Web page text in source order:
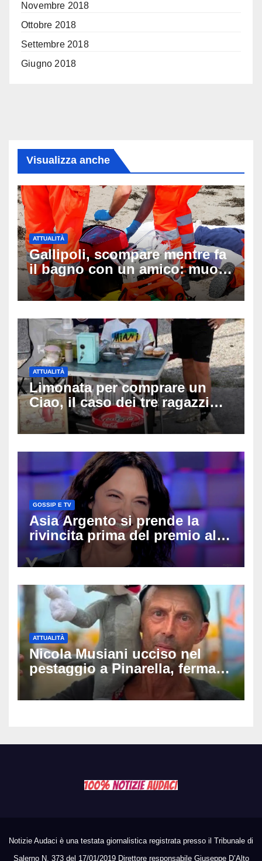
Novembre 2018
Ottobre 2018
Settembre 2018
Giugno 2018
Visualizza anche
ATTUALITÀ
Gallipoli, scompare mentre fa
il bagno con un amico: muore
a 19 anni dopo 45 minuti di
disperati tentativi di
ATTUALITÀ
Limonata per comprare un
Ciao, il caso dei tre ragazzi
divide l’Italia: Fedriga li invita
in Regione, Vannacci li
GOSSIP E TV
Asia Argento si prende la
rivincita prima del premio alla
carriera: «Mi chiamano
raccomandata e cagna»
ATTUALITÀ
Nicola Musiani ucciso nel
pestaggio a Pinarella, fermati
quattro giovani: la svolta
dopo video, intercettazioni e
Notizie Audaci è una testata giornalistica registrata presso il Tribunale di
Salerno N. 373 del 17/01/2019 Direttore responsabile Giuseppe D’Alto